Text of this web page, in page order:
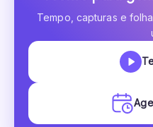
Tempo, capturas e